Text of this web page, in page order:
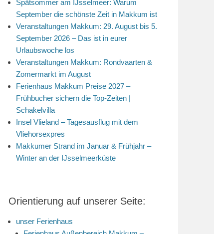
Spätsommer am IJsselmeer: Warum
September die schönste Zeit in Makkum ist
Veranstaltungen Makkum: 29. August bis 5.
September 2026 – Das ist in eurer
Urlaubswoche los
Veranstaltungen Makkum: Rondvaarten &
Zomermarkt im August
Ferienhaus Makkum Preise 2027 –
Frühbucher sichern die Top-Zeiten |
Schakelvilla
Insel Vlieland – Tagesausflug mit dem
Vliehorsexpres
Makkumer Strand im Januar & Frühjahr –
Winter an der IJsselmeerküste
Orientierung auf unserer Seite:
unser Ferienhaus